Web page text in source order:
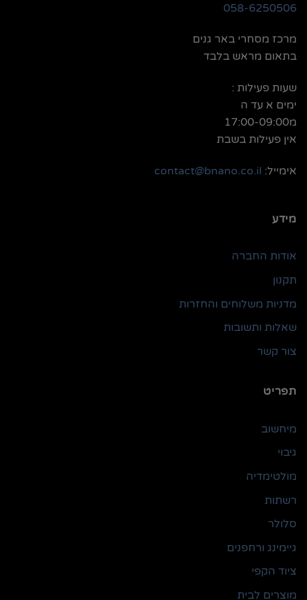
058-6250506
מרכז מסחרי באר גנים
בתאום מראש בלבד
שעות פעילות :
ימים א עד ה
מ17:00-09:00
אין פעילות בשבת
אימייל: contact@bnano.co.il
מידע
אודות החברה
תקנון
מדניות משלוחים והחזרות
שאלות ותשובות
צור קשר
תפריט
מיחשוב
גיבוי
מולטימדיה
רשתות
סלולר
גיימינג ורחפנים
ציוד הקפי
מוצרים לבית